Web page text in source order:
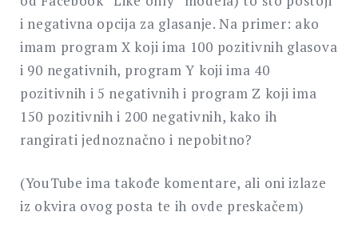
i negativna opcija za glasanje. Na primer: ako
imam program X koji ima 100 pozitivnih glasova
i 90 negativnih, program Y koji ima 40
pozitivnih i 5 negativnih i program Z koji ima
150 pozitivnih i 200 negativnih, kako ih
rangirati jednoznačno i nepobitno?
(YouTube ima takođe komentare, ali oni izlaze
iz okvira ovog posta te ih ovde preskačem)